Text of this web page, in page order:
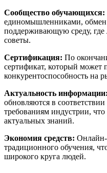
Сообщество обучающихся:
единомышленниками,
поддерживающую среду, где
советы.
Сертификация: По
сертификат, который может
конкурентоспособность на
Актуальность информации:
обновляются в
требованиям индустрии,
актуальных знаний.
Экономия средств: Онлайн-
традиционного обучения,
широкого круга людей.